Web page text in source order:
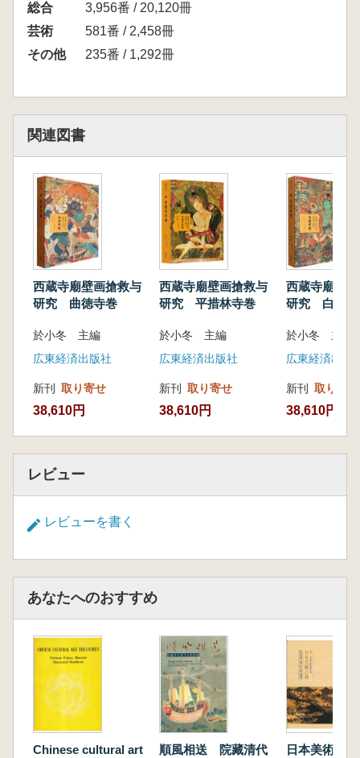
芸術様式、描法の特徴などを概説するととも
に、約400点に及ぶ高精細図版を掲載し、壁画
の全貌を立体的に示しています。
一冊となっています。
総合
3,956番 / 20,120冊
芸術
581番 / 2,458冊
その他
235番 / 1,292冊
関連図書
西蔵寺廟壁画搶救与
研究 曲徳寺巻
於小冬 主編
広東経済出版社
新刊 取り寄せ
38,610円
西蔵寺廟壁画搶救与
研究 平措林寺巻
於小冬 主編
広東経済出版社
新刊 取り寄せ
38,610円
西蔵寺廟壁
研究 白居寺
広東経済出版
新刊 取り寄せ
38,610円
レビュー
レビューを書く
あなたへのおすすめ
Chinese cultural art
順風相送 院藏清代
日本美術之